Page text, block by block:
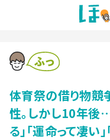
体育祭の借り物競
性。しかし10年後
る」「運命って凄い